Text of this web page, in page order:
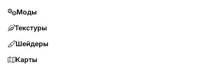
Моды
Текстуры
Шейдеры
Карты